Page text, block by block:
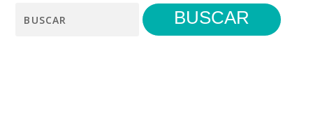
for: